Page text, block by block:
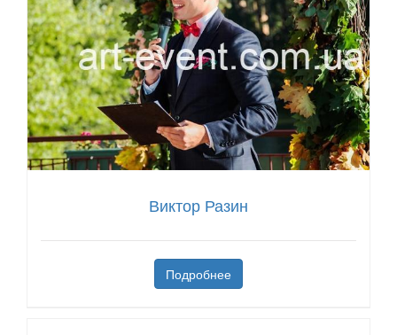
Виктор Разин
Подробнее